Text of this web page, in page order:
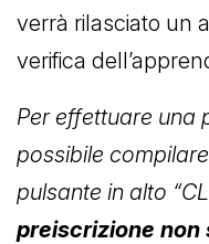
verrà rilasciato un
verifica
Per effettuare una
possibile
pulsante in alto
preiscrizione non